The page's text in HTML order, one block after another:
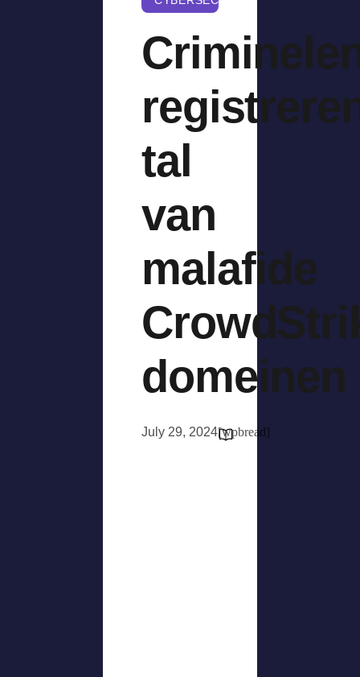
tal
van
malafide
domeinen
July 29, 2024[wpbread]